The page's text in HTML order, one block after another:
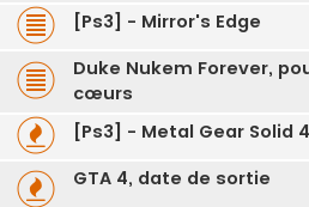
[Ps3] - Mirror's Edge
Duke Nukem Forever,
cœurs
[Ps3] - Metal Gear Solid
GTA 4, date de sortie